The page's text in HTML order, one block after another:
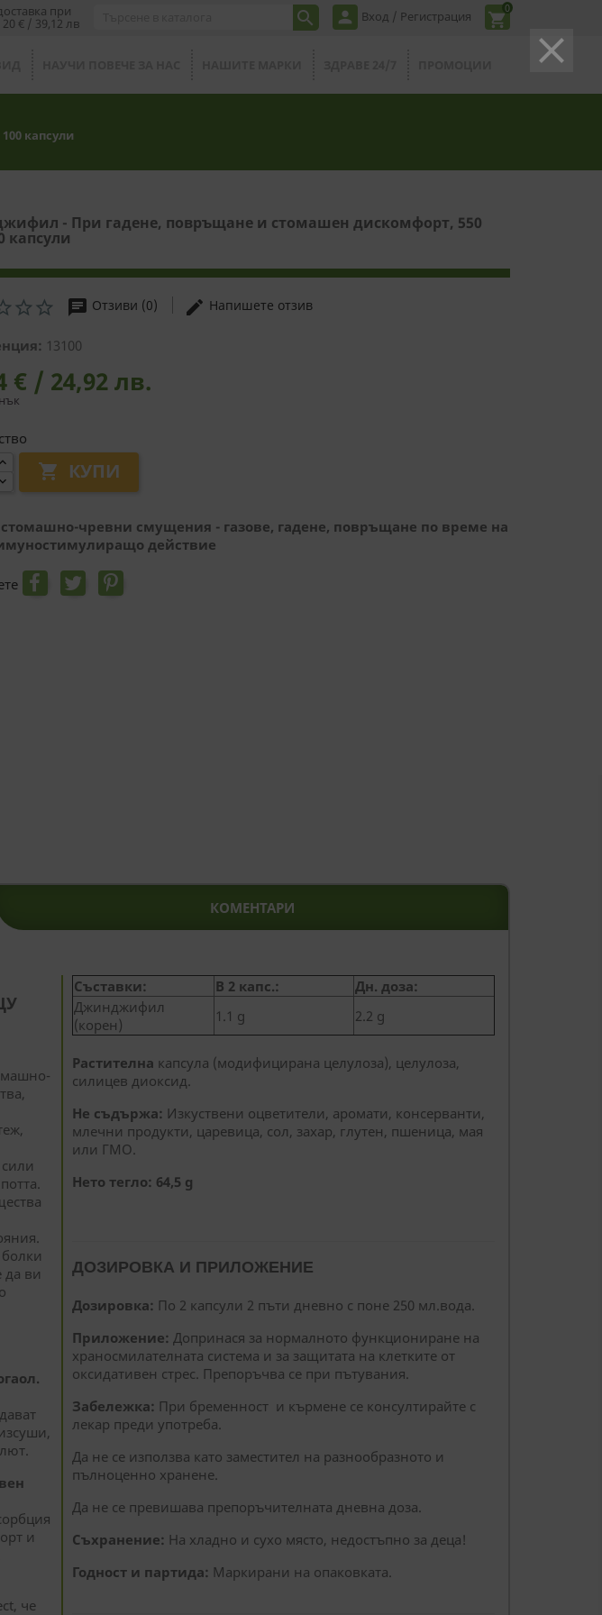
при
€ / 39,12 лв  person Вход / Регистрация shopping_cart
0
капсули
- При гадене, повръщане и стомашен дискомфорт, 550
капсули
chat Отзиви (0) edit Напишете отзив
13100
€ / 24,92 лв.
 КУПИ
чревни смущения - газове, гадене, повръщане по време на
действие
КОМЕНТАРИ
да ви
и
че
Съставки: В 2 капс.:
Дн. доза:
Джинджифил
(корен)
1.1 g 2.2 g
Растителна капсула (модифицирана целулоза), целулоза,
силицев диоксид.
Не съдържа: Изкуствени оцветители, аромати, консерванти,
млечни продукти, царевица, сол, захар, глутен, пшеница, мая
или ГМО.
Нето тегло: 64,5 g
ДОЗИРОВКА И ПРИЛОЖЕНИЕ
Дозировка: По 2 капсули 2 пъти дневно с поне 250 мл.вода.
Приложение: Допринася за нормалното функциониране на
храносмилателната система и за защитата на клетките от
оксидативен стрес. Препоръчва се при пътувания.
Забележка: При бременност и кърмене се консултирайте с
лекар преди употреба.
Да не се използва като заместител на разнообразното и
пълноценно хранене.
Да не се превишава препоръчителната дневна доза.
Съхранение: На хладно и сухо място, недостъпно за деца!
Годност и партида: Маркирани на опаковката.
clear